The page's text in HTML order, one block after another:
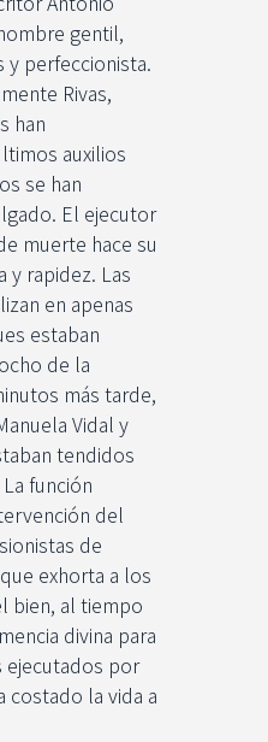
gentil,
y perfeccionista.
Rivas,
han
auxilios
se han
El ejecutor
muerte hace su
y rapidez. Las
en apenas
estaban
de la
más tarde,
Vidal y
tendidos
función
del
de
exhorta a los
bien, al tiempo
divina para
ejecutados por
costado la vida a